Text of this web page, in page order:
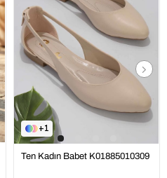
1
Ten Kadın Babet K01885010309